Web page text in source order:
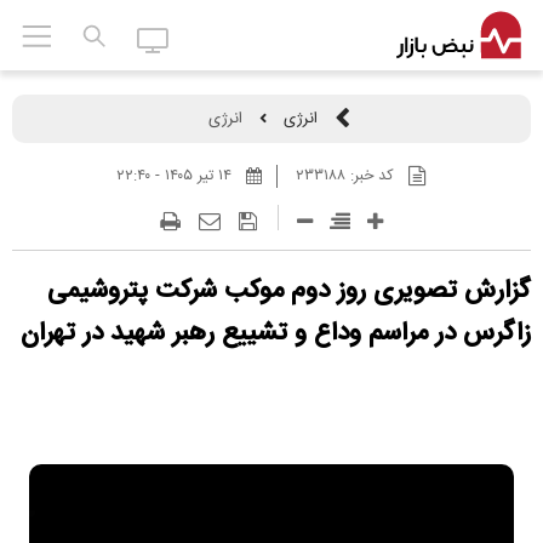
انرژی انرژی
کد خبر:۲۳۳۱۸۸ ۱۴ تير ۱۴۰۵ - ۲۲:۴۰
گزارش تصویری روز دوم موکب شرکت پتروشیمی
زاگرس در مراسم وداع و تشییع رهبر شهید در تهران